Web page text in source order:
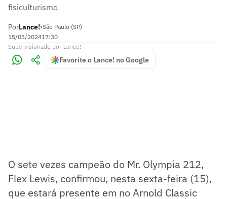
fisiculturismo
PorLance!•São Paulo (SP)
15/03/202417:30
Supervisionado por Lance!
Favorite o Lance! no Google
O sete vezes campeão do Mr. Olympia 212,
Flex Lewis, confirmou, nesta sexta-feira (15),
que estará presente em no Arnold Classic